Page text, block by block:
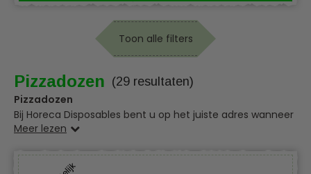
Toon alle filters
Pizzadozen (29 resultaten)
Pizzadozen
Bij Horeca Disposables bent u op het juiste adres wanneer
u opzoekt bent naar kartonnen pizzadozen. Bij ons vindt u
wegwerp kartonnen pizzadozen zijn in verschillende
Meer lezen